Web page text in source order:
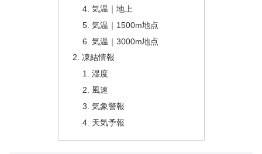
気温｜地上
気温｜1500m地点
気温｜3000m地点
凍結情報
湿度
風速
気象警報
天気予報